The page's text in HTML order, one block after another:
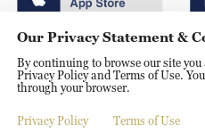
© China Radio International.CRI.
Shijingshan Road, Beijing, China.
Our Privacy Statement &
By continuing to browse our site you
Privacy Policy and Terms of Use.
through your browser.
Privacy Policy Terms of Use